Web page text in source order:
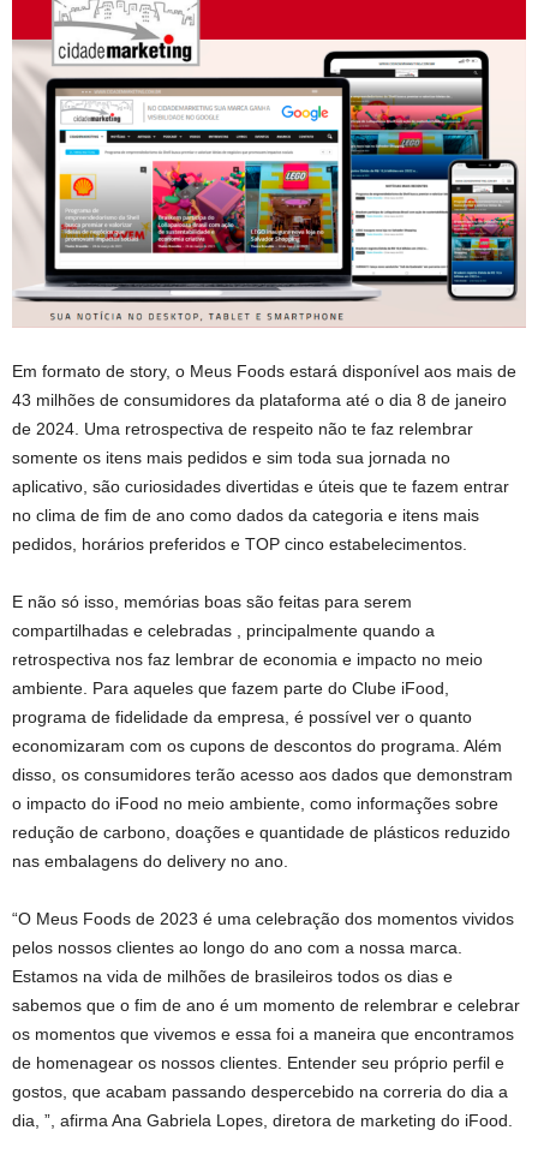
Em formato de story, o Meus Foods estará disponível aos mais de
43 milhões de consumidores da plataforma até o dia 8 de janeiro
de 2024. Uma retrospectiva de respeito não te faz relembrar
somente os itens mais pedidos e sim toda sua jornada no
aplicativo, são curiosidades divertidas e úteis que te fazem entrar
no clima de fim de ano como dados da categoria e itens mais
pedidos, horários preferidos e TOP cinco estabelecimentos.
E não só isso, memórias boas são feitas para serem
compartilhadas e celebradas , principalmente quando a
retrospectiva nos faz lembrar de economia e impacto no meio
ambiente. Para aqueles que fazem parte do Clube iFood,
programa de fidelidade da empresa, é possível ver o quanto
economizaram com os cupons de descontos do programa. Além
disso, os consumidores terão acesso aos dados que demonstram
o impacto do iFood no meio ambiente, como informações sobre
redução de carbono, doações e quantidade de plásticos reduzido
nas embalagens do delivery no ano.
“O Meus Foods de 2023 é uma celebração dos momentos vividos
pelos nossos clientes ao longo do ano com a nossa marca.
Estamos na vida de milhões de brasileiros todos os dias e
sabemos que o fim de ano é um momento de relembrar e celebrar
os momentos que vivemos e essa foi a maneira que encontramos
de homenagear os nossos clientes. Entender seu próprio perfil e
gostos, que acabam passando despercebido na correria do dia a
dia, ”, afirma Ana Gabriela Lopes, diretora de marketing do iFood.